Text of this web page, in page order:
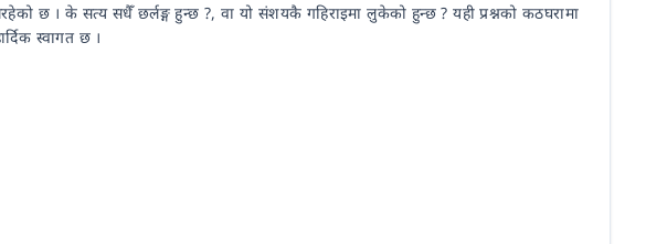
छ । के सत्य सधैँ छर्लङ्ग हुन्छ ?, वा यो संशयकै गहिराइमा लुकेको हुन्छ ? यही प्रश्नको कठघरामा
स्वागत छ ।